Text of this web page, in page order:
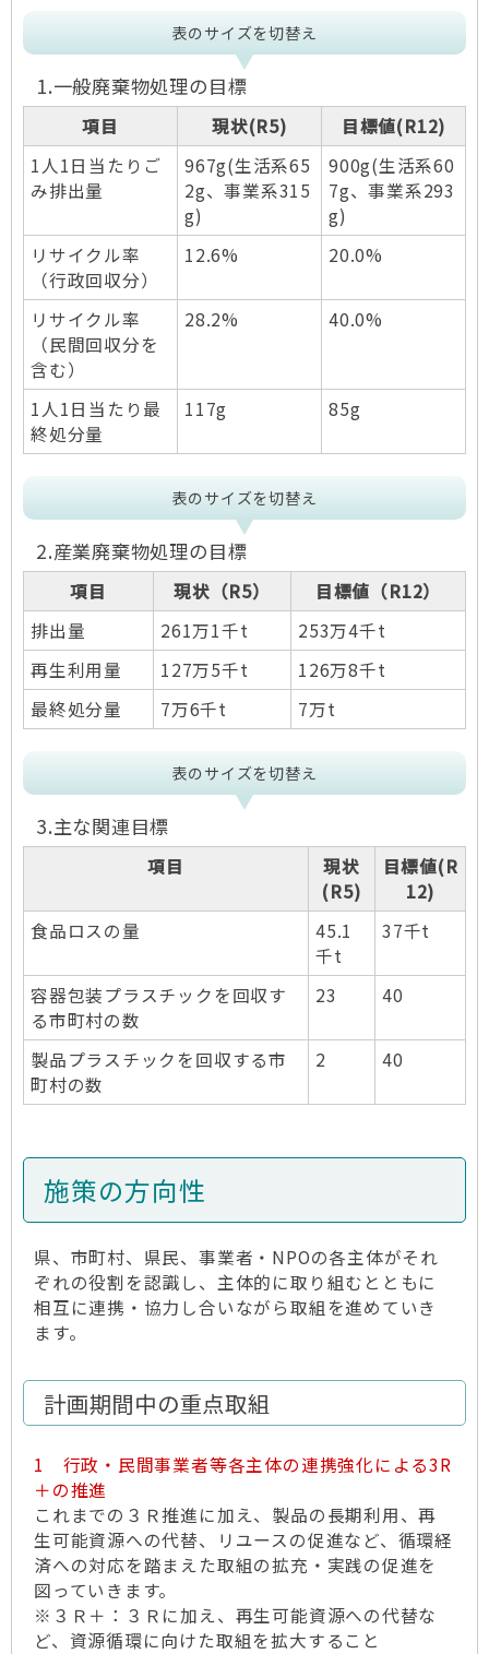
表のサイズを切替え
1.一般廃棄物処理の目標
項目 現状(R5)
目標値(R12)
1人1日当たりご
み排出量
967g(生活系65
2g、事業系315
g)
900g(生活系60
7g、事業系293
g)
リサイクル率
（行政回収分）
12.6% 20.0%
リサイクル率
（民間回収分を
含む）
28.2% 40.0%
1人1日当たり最
終処分量
117g 85g
表のサイズを切替え
2.産業廃棄物処理の目標
項目 現状（R5）
目標値（R12）
排出量
261万1千t
253万4千t
再生利用量
127万5千t
126万8千t
最終処分量
7万6千t 7万t
表のサイズを切替え
3.主な関連目標
項目
現状
(R5)
目標値(R
12)
食品ロスの量
45.1
千t
37千t
容器包装プラスチックを回収す
る市町村の数
23 40
製品プラスチックを回収する市
町村の数
2 40
施策の方向性
県、市町村、県民、事業者・NPOの各主体がそれ
ぞれの役割を認識し、主体的に取り組むとともに
相互に連携・協力し合いながら取組を進めていき
ます。
計画期間中の重点取組
1 行政・民間事業者等各主体の連携強化による3R
＋の推進
これまでの３Ｒ推進に加え、製品の長期利用、再
生可能資源への代替、リユースの促進など、循環経
済への対応を踏まえた取組の拡充・実践の促進を
図っていきます。
※３Ｒ＋：３Ｒに加え、再生可能資源への代替な
ど、資源循環に向けた取組を拡大すること